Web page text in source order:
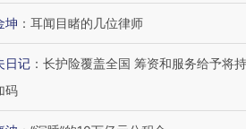
坤 ： 耳闻目睹的几位律师
日记 ： 长护险覆盖全国 筹资和服务给予将持
码